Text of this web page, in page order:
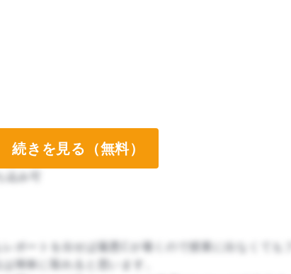
込み可
ポートを出せば最悪Cが着くので授業に出なくてもプ
簡単に取れると思います。
続きを見る（無料）